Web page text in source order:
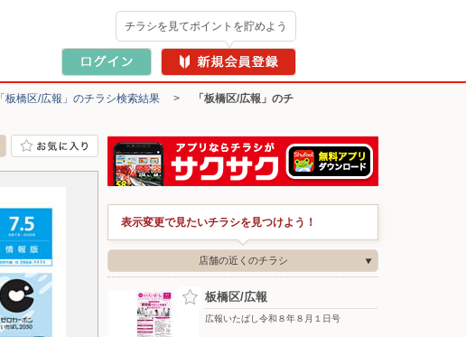
チラシを見てポイントを貯めよう
「板橋区/広報」のチラシ検索結果 >
「板橋区/広報」のチ
表示変更で見たいチラシを見つけよう！
店舗の近くのチラシ
板橋区/広報
広報いたばし令和８年８月１日号